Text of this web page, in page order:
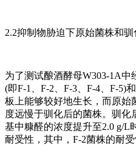
2.2抑制物胁迫下原始菌株和
为了测试酿酒酵母W303-1A
(即F-1、F-2、F-3、F-4、F-5)
板上能够较好地生长，而原始
度远慢于驯化后的菌株。驯
基中糠醛的浓度提升至2.0 g/L
耐受性，其中，F-2菌株的耐受